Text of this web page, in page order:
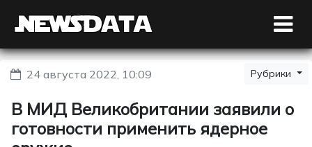
24 августа 2022, 10:09 Рубрики
В МИД Великобритании заявили о
готовности применить ядерное